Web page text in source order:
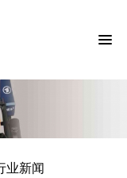
业新闻